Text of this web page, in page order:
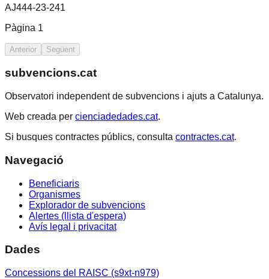
AJ444-23-241
Pàgina 1
Anterior Següent
subvencions.cat
Observatori independent de subvencions i ajuts a Catalunya.
Web creada per cienciadedades.cat.
Si busques contractes públics, consulta contractes.cat.
Navegació
Beneficiaris
Organismes
Explorador de subvencions
Alertes (llista d'espera)
Avís legal i privacitat
Dades
Concessions del RAISC (s9xt-n979)